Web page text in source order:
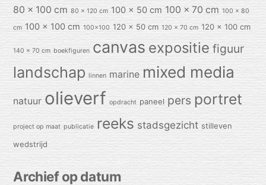
80 x 100 cm 80 x 120 cm 100 x 50 cm 100 x 70 cm 100 x 80
cm 100 x 100 cm 100x100 120 x 50 cm 120 x 70 cm 120 x 100 cm
140 x 70 cm boekfiguren canvas expositie figuur
landschap linnen marine mixed media
natuur olieverf opdracht paneel pers portret
project op maat publicatie reeks stadsgezicht stilleven
wedstrijd
Archief op datum